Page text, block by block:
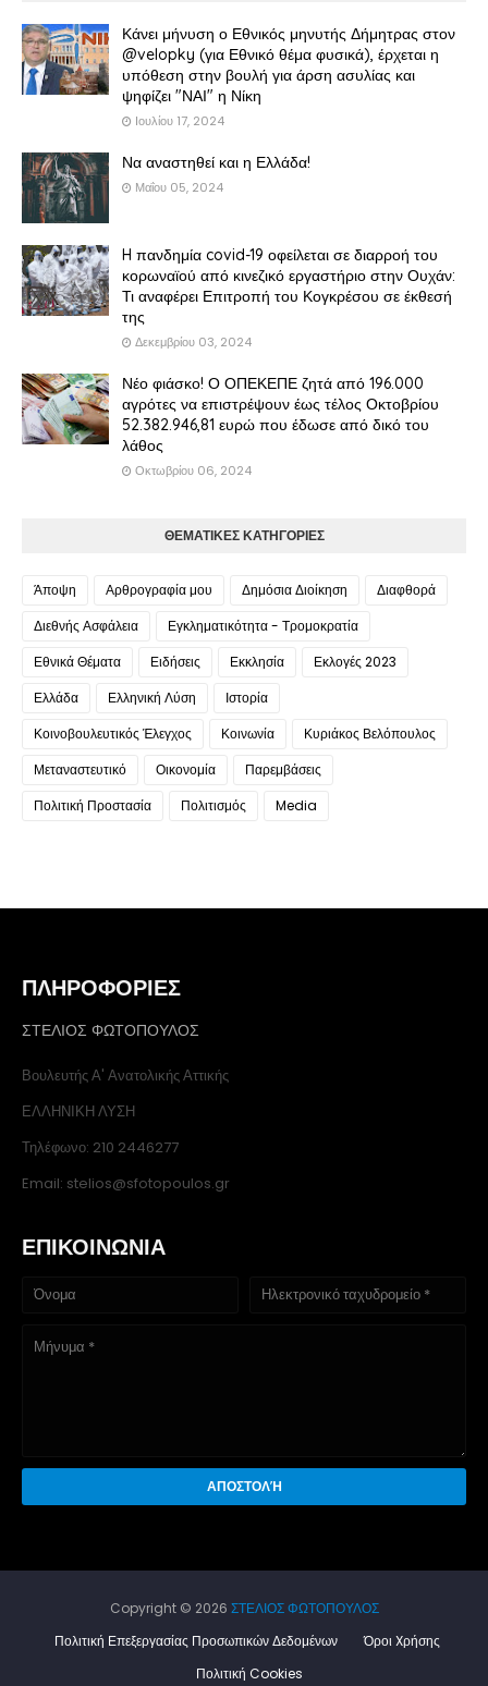
Κάνει μήνυση ο Εθνικός μηνυτής Δήμητρας στον
@velopky (για Εθνικό θέμα φυσικά), έρχεται η
υπόθεση στην βουλή για άρση ασυλίας και
ψηφίζει "ΝΑΙ" η Νίκη
Ιουλίου 17, 2024
Να αναστηθεί και η Ελλάδα!
Μαΐου 05, 2024
H πανδημία covid-19 οφείλεται σε διαρροή του
κορωναϊού από κινεζικό εργαστήριο στην Ουχάν:
Τι αναφέρει Επιτροπή του Κογκρέσου σε έκθεσή
της
Δεκεμβρίου 03, 2024
Νέο φιάσκο! Ο ΟΠΕΚΕΠΕ ζητά από 196.000
αγρότες να επιστρέψουν έως τέλος Οκτοβρίου
52.382.946,81 ευρώ που έδωσε από δικό του
λάθος
Οκτωβρίου 06, 2024
ΘΕΜΑΤΙΚΕΣ ΚΑΤΗΓΟΡΙΕΣ
Άποψη Αρθρογραφία μου Δημόσια Διοίκηση
Διαφθορά
Διεθνής Ασφάλεια
Εγκληματικότητα - Τρομοκρατία
Εθνικά Θέματα
Ειδήσεις Εκκλησία
Εκλογές 2023
Ελλάδα
Ελληνική Λύση
Ιστορία
Κοινοβουλευτικός Έλεγχος
Κοινωνία
Κυριάκος Βελόπουλος
Μεταναστευτικό
Οικονομία
Παρεμβάσεις
Πολιτική Προστασία
Πολιτισμός Media
ΠΛΗΡΟΦΟΡΙΕΣ
ΣΤΕΛΙΟΣ ΦΩΤΟΠΟΥΛΟΣ
Βουλευτής Α' Ανατολικής Αττικής
ΕΛΛΗΝΙΚΗ ΛΥΣΗ
Τηλέφωνο: 210 2446277
Email: stelios@sfotopoulos.gr
ΕΠΙΚΟΙΝΩΝΙΑ
Copyright © 2026 ΣΤΕΛΙΟΣ ΦΩΤΟΠΟΥΛΟΣ
Πολιτική Επεξεργασίας Προσωπικών Δεδομένων
Όροι Xρήσης
Πολιτική Cookies